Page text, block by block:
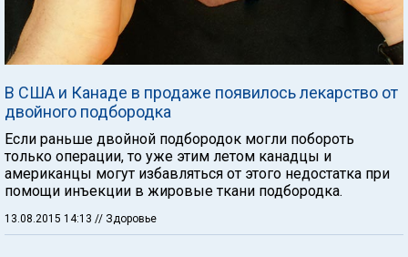
В США и Канаде в продаже появилось лекарство от
двойного подбородка
Если раньше двойной подбородок могли побороть
только операции, то уже этим летом канадцы и
американцы могут избавляться от этого недостатка при
помощи инъекции в жировые ткани подбородка.
13.08.2015 14:13 // Здоровье